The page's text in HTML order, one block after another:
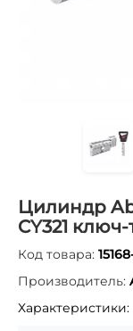
Цилиндр
CY321
Код товара:
Производитель:
Характеристики: